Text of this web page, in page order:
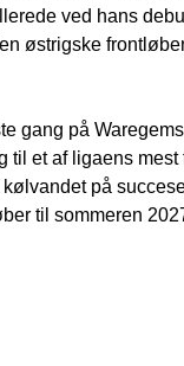
ved hans
østrigske
gang på
til et af ligaens
på
til sommeren